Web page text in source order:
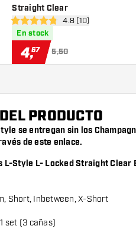
Straight Clear
abrir panel de
4.8 estrellas de puntuación
4.8 (10)
En stock
4,67 5,50
PRODUCTO
se entregan sin los
de este enlace.
L-Style L- Locked Straight Clear
Short, Inbetween, X-Short
1 set (3 cañas)